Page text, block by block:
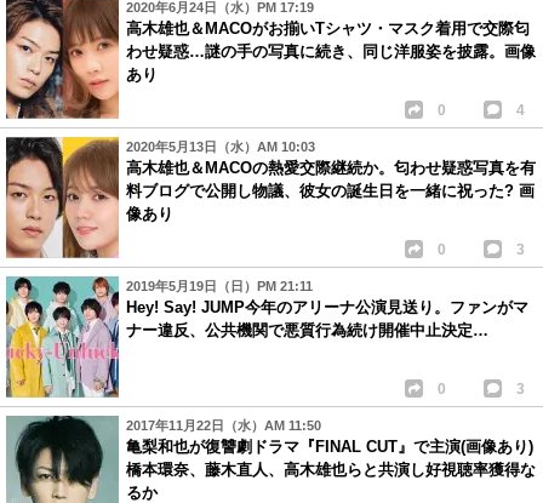
2020年6月24日（水）PM 17:19
高木雄也＆MACOがお揃いTシャツ・マスク着用で交際匂
わせ疑惑…謎の手の写真に続き、同じ洋服姿を披露。画像
あり
0 4
2020年5月13日（水）AM 10:03
高木雄也＆MACOの熱愛交際継続か。匂わせ疑惑写真を有
料ブログで公開し物議、彼女の誕生日を一緒に祝った? 画
像あり
0 3
2019年5月19日（日）PM 21:11
Hey! Say! JUMP今年のアリーナ公演見送り。ファンがマ
ナー違反、公共機関で悪質行為続け開催中止決定…
0 3
2017年11月22日（水）AM 11:50
亀梨和也が復讐劇ドラマ『FINAL CUT』で主演(画像あり)
橋本環奈、藤木直人、高木雄也らと共演し好視聴率獲得な
るか